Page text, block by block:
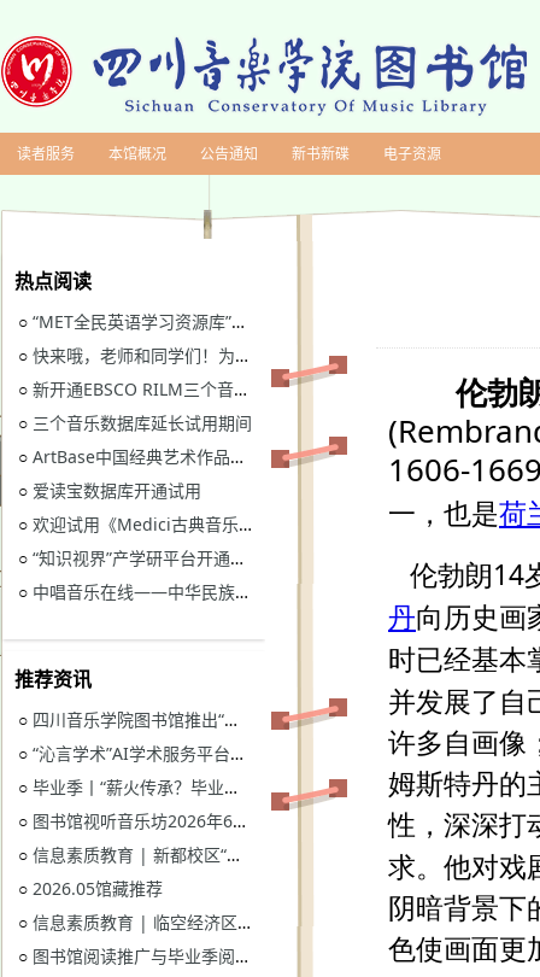
读者服务 本馆概况 公告通知 新书新碟 电子资源
热点阅读
○ “MET全民英语学习资源库”继续开通试用
○ 快来哦，老师和同学们！为川音图书馆“十四五”规划建言献策
○ 新开通EBSCO RILM三个音乐类数据库免费试用
○ 三个音乐数据库延长试用期间
○ ArtBase中国经典艺术作品数据库继续开通试用通知
○ 爱读宝数据库开通试用
○ 欢迎试用《Medici古典音乐视听图书馆》
○ “知识视界”产学研平台开通试用通知
○ 中唱音乐在线——中华民族音乐与戏曲资源库开通试用
推荐资讯
○ 四川音乐学院图书馆推出“忆长征？书香路”纪念中国工农红军长征胜利90周年系列活动
○ “沁言学术”AI学术服务平台开通试用
○ 毕业季丨“薪火传承？毕业生图书漂流”活动
○ 图书馆视听音乐坊2026年6月展播季
○ 信息素质教育 | 新都校区“图书馆多媒体资源的鉴赏和利用”电子资源讲座
○ 2026.05馆藏推荐
○ 信息素质教育 | 临空经济区校区“读秀学术资源一站式获取与电子资源远程访问”电子资源讲座
○ 图书馆阅读推广与毕业季阅读活动意见征集